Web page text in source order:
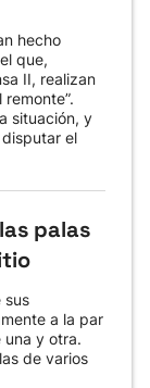
hecho
que,
II, realizan
situación, y
el
palas
sus
a la par
una y otra.
de varios